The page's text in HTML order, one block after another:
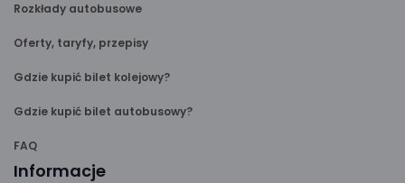
Rozkłady autobusowe
Oferty, taryfy, przepisy
Gdzie kupić bilet kolejowy?
Gdzie kupić bilet autobusowy?
FAQ
Informacje